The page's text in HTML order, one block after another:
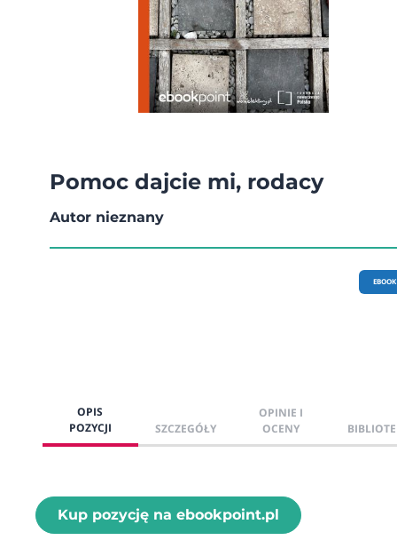
Pomoc dajcie mi, rodacy
Autor nieznany
EBOOK
OPIS
POZYCJI
SZCZEGÓŁY
OPINIE I
OCENY
Kup pozycję na ebookpoint.pl